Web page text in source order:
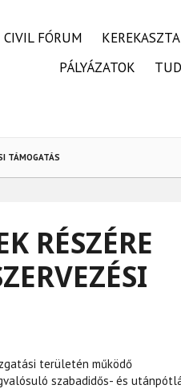
CIVIL FÓRUM
PÁLYÁZATOK
TÁMOGATÁS
RÉSZÉRE
területén működő
szabadidős- és